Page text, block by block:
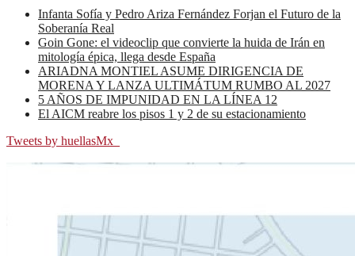
Infanta Sofía y Pedro Ariza Fernández Forjan el Futuro de la
Soberanía Real
Goin Gone: el videoclip que convierte la huida de Irán en
mitología épica, llega desde España
ARIADNA MONTIEL ASUME DIRIGENCIA DE
MORENA Y LANZA ULTIMÁTUM RUMBO AL 2027
5 AÑOS DE IMPUNIDAD EN LA LÍNEA 12
El AICM reabre los pisos 1 y 2 de su estacionamiento
Tweets by huellasMx_